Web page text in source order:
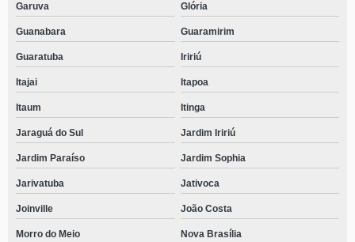
Garuva Glória
Guanabara Guaramirim
Guaratuba Iririú
Itajai Itapoa
Itaum Itinga
Jaraguá do Sul Jardim Iririú
Jardim Paraíso Jardim Sophia
Jarivatuba Jativoca
Joinville João Costa
Morro do Meio Nova Brasília